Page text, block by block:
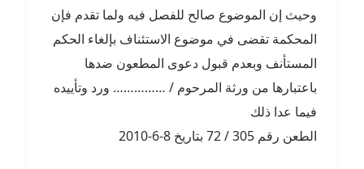
وحيث إن الموضوع صالح للفصل فيه ولما تقدم فإن
المحكمة تقضى في موضوع الاستئناف بإلغاء الحكم
المستأنف وبعدم قبول دعوى المطعون ضدها
باعتبارها من ورثة المرحوم / …………… ورد وتأييده
فيما عدا ذلك
الطعن رقم 305 / 72 بتاريخ 8-6-2010